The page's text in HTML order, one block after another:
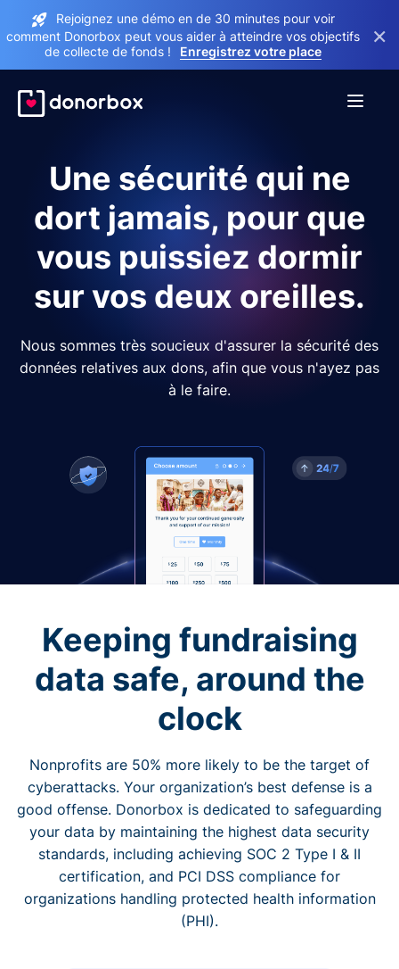
Rejoignez une démo en de 30 minutes pour voir
comment Donorbox peut vous aider à atteindre vos objectifs
de collecte de fonds !
Enregistrez votre place
×
Une sécurité qui ne
dort jamais, pour que
vous puissiez dormir
sur vos deux oreilles.
Nous sommes très soucieux d'assurer la sécurité des
données relatives aux dons, afin que vous n'ayez pas
à le faire.
Keeping fundraising
data safe, around the
clock
Nonprofits are 50% more likely to be the target of
cyberattacks. Your organization’s best defense is a
good offense. Donorbox is dedicated to safeguarding
your data by maintaining the highest data security
standards, including achieving SOC 2 Type I & II
certification, and PCI DSS compliance for
organizations handling protected health information
(PHI).